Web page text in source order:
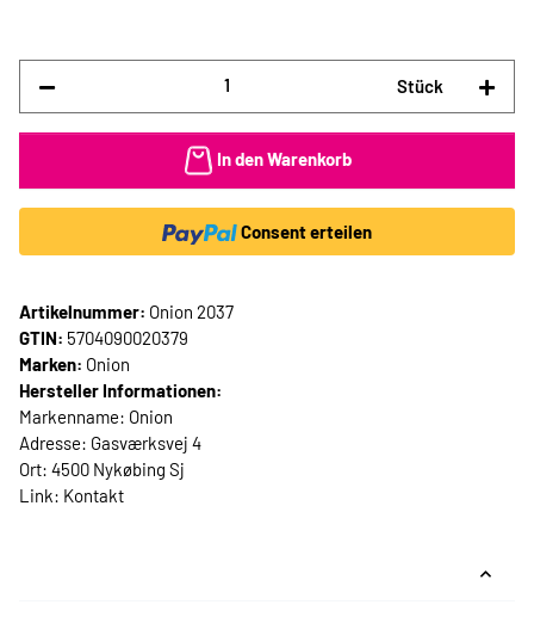
Stück
In den Warenkorb
Consent erteilen
Artikelnummer: Onion 2037
GTIN: 5704090020379
Marken: Onion
Hersteller Informationen:
Markenname: Onion
Adresse: Gasværksvej 4
Ort: 4500 Nykøbing Sj
Link: Kontakt